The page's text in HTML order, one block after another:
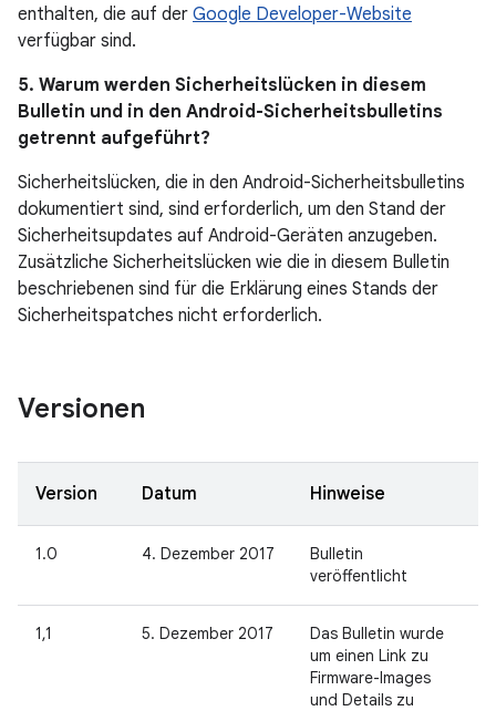
enthalten, die auf der Google Developer-Website
verfügbar sind.
5. Warum werden Sicherheitslücken in diesem
Bulletin und in den Android-Sicherheitsbulletins
getrennt aufgeführt?
Sicherheitslücken, die in den Android-Sicherheitsbulletins
dokumentiert sind, sind erforderlich, um den Stand der
Sicherheitsupdates auf Android-Geräten anzugeben.
Zusätzliche Sicherheitslücken wie die in diesem Bulletin
beschriebenen sind für die Erklärung eines Stands der
Sicherheitspatches nicht erforderlich.
Versionen
Version Datum Hinweise
1.0 4. Dezember 2017
Bulletin
veröffentlicht
1,1 5. Dezember 2017
Das Bulletin wurde
um einen Link zu
Firmware-Images
und Details zu